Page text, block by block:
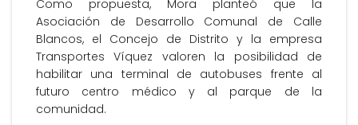
Como propuesta, Mora planteó que la
Asociación de Desarrollo Comunal de Calle
Blancos, el Concejo de Distrito y la empresa
Transportes Víquez valoren la posibilidad de
habilitar una terminal de autobuses frente al
futuro centro médico y al parque de la
comunidad.